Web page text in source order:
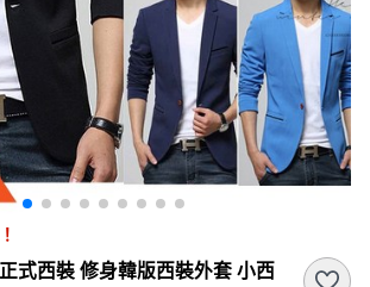
式西裝 修身韓版西裝外套 小西